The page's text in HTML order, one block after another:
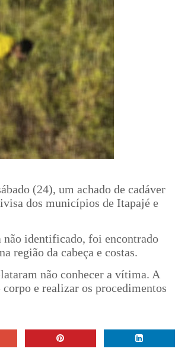
(24), um achado de cadáver
dos municípios de Itapajé e
não identificado, foi encontrado
região da cabeça e costas.
não conhecer a vítima. A
e realizar os procedimentos